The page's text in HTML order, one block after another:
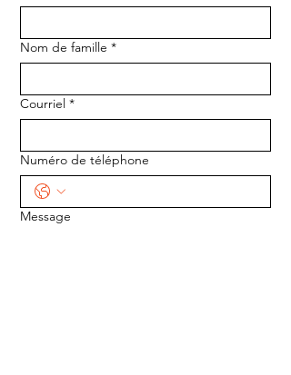
Nom de famille *
Courriel *
Numéro de téléphone
Message